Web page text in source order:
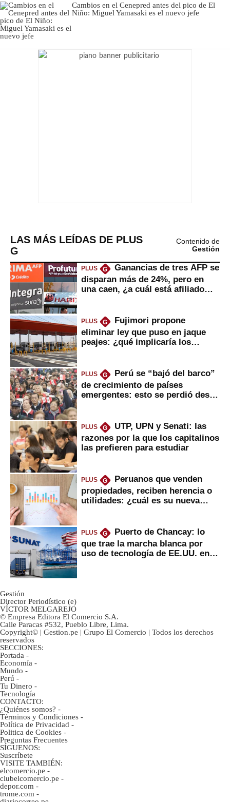
Cambios en el Cenepred antes del pico de El
Niño: Miguel Yamasaki es el nuevo jefe
LAS MÁS LEÍDAS DE PLUS
G
Contenido de
Gestión
PLUS G
Ganancias de tres AFP se
disparan más de 24%, pero en
una caen, ¿a cuál está afiliado
PLUS G
Fujimori propone
eliminar ley que puso en jaque
peajes: ¿qué implicaría los
PLUS G
Perú se “bajó del barco”
de crecimiento de países
emergentes: esto se perdió desde
PLUS G
UTP, UPN y Senati: las
razones por la que los capitalinos
las prefieren para estudiar
PLUS G
Peruanos que venden
propiedades, reciben herencia o
utilidades: ¿cuál es su nueva
PLUS G
Puerto de Chancay: lo
que trae la marcha blanca por
uso de tecnología de EE.UU. en
Gestión
Director Periodístico (e)
VÍCTOR MELGAREJO
© Empresa Editora El Comercio S.A.
Calle Paracas #532, Pueblo Libre, Lima.
Copyright© | Gestion.pe | Grupo El Comercio | Todos los derechos
reservados
SECCIONES:
Portada -
Economía -
Mundo -
Perú -
Tu Dinero -
Tecnología
CONTACTO:
¿Quiénes somos? -
Términos y Condiciones -
Política de Privacidad -
Politica de Cookies -
Preguntas Frecuentes
SÍGUENOS:
Suscríbete
VISITE TAMBIÉN:
elcomercio.pe -
clubelcomercio.pe -
depor.com -
trome.com -